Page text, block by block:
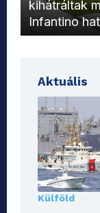
kihátráltak
Infantino
Aktuális
Külföld